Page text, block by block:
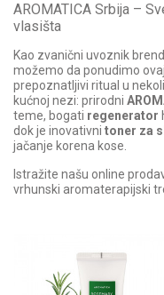
AROMATICA Srbija –
vlasišta
Kao zvanični uvoznik
možemo da ponudimo
prepoznatljivi ritual u
kućnoj nezi: prirodni
teme, bogati regenerator
dok je inovativni toner za
jačanje korena kose.
Istražite našu online
vrhunski aromaterapijski